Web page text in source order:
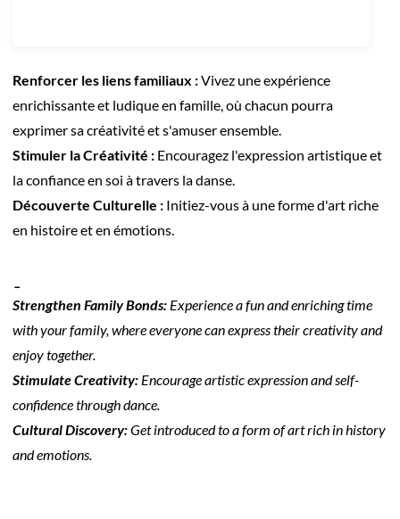
Renforcer les liens familiaux :Vivez une expérience
enrichissante et ludique en famille, où chacun pourra
exprimer sa créativité et s'amuser ensemble.
Stimuler la Créativité : Encouragez l'expression artistique et
la confiance en soi à travers la danse.
Découverte Culturelle : Initiez-vous à une forme d'art riche
en histoire et en émotions.
Strengthen Family Bonds: Experience a fun and enriching time
with your family, where everyone can express their creativity and
enjoy together.
Stimulate Creativity: Encourage artistic expression and self-
confidence through dance.
Cultural Discovery:Get introduced to a form of art rich in history
and emotions.